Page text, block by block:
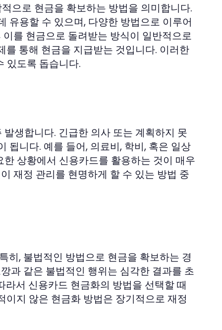
으로 현금을 확보하는 방법을 의미합니다.
유용할 수 있으며, 다양한 방법으로 이루어
를 현금으로 돌려받는 방식이 일반적으로
통해 현금을 지급받는 것입니다. 이러한
있도록 돕습니다.
생합니다. 긴급한 의사 또는 계획하지 못
됩니다. 예를 들어, 의료비, 학비, 혹은 일상
상황에서 신용카드를 활용하는 것이 매우
재정 관리를 현명하게 할 수 있는 방법 중
히, 불법적인 방법으로 현금을 확보하는 경
과 같은 불법적인 행위는 심각한 결과를 초
서 신용카드 현금화의 방법을 선택할 때
지 않은 현금화 방법은 장기적으로 재정